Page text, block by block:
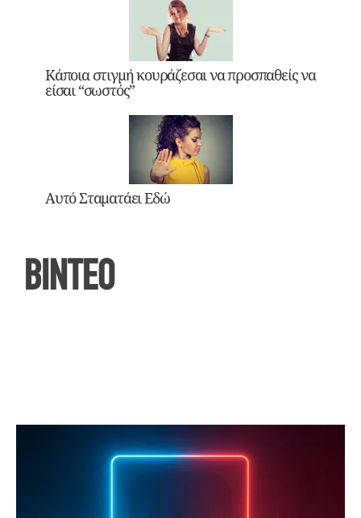
Κάποια στιγμή κουράζεσαι να προσπαθείς να
είσαι “σωστός”
Αυτό Σταματάει Εδώ
ΒΙΝΤΕΟ